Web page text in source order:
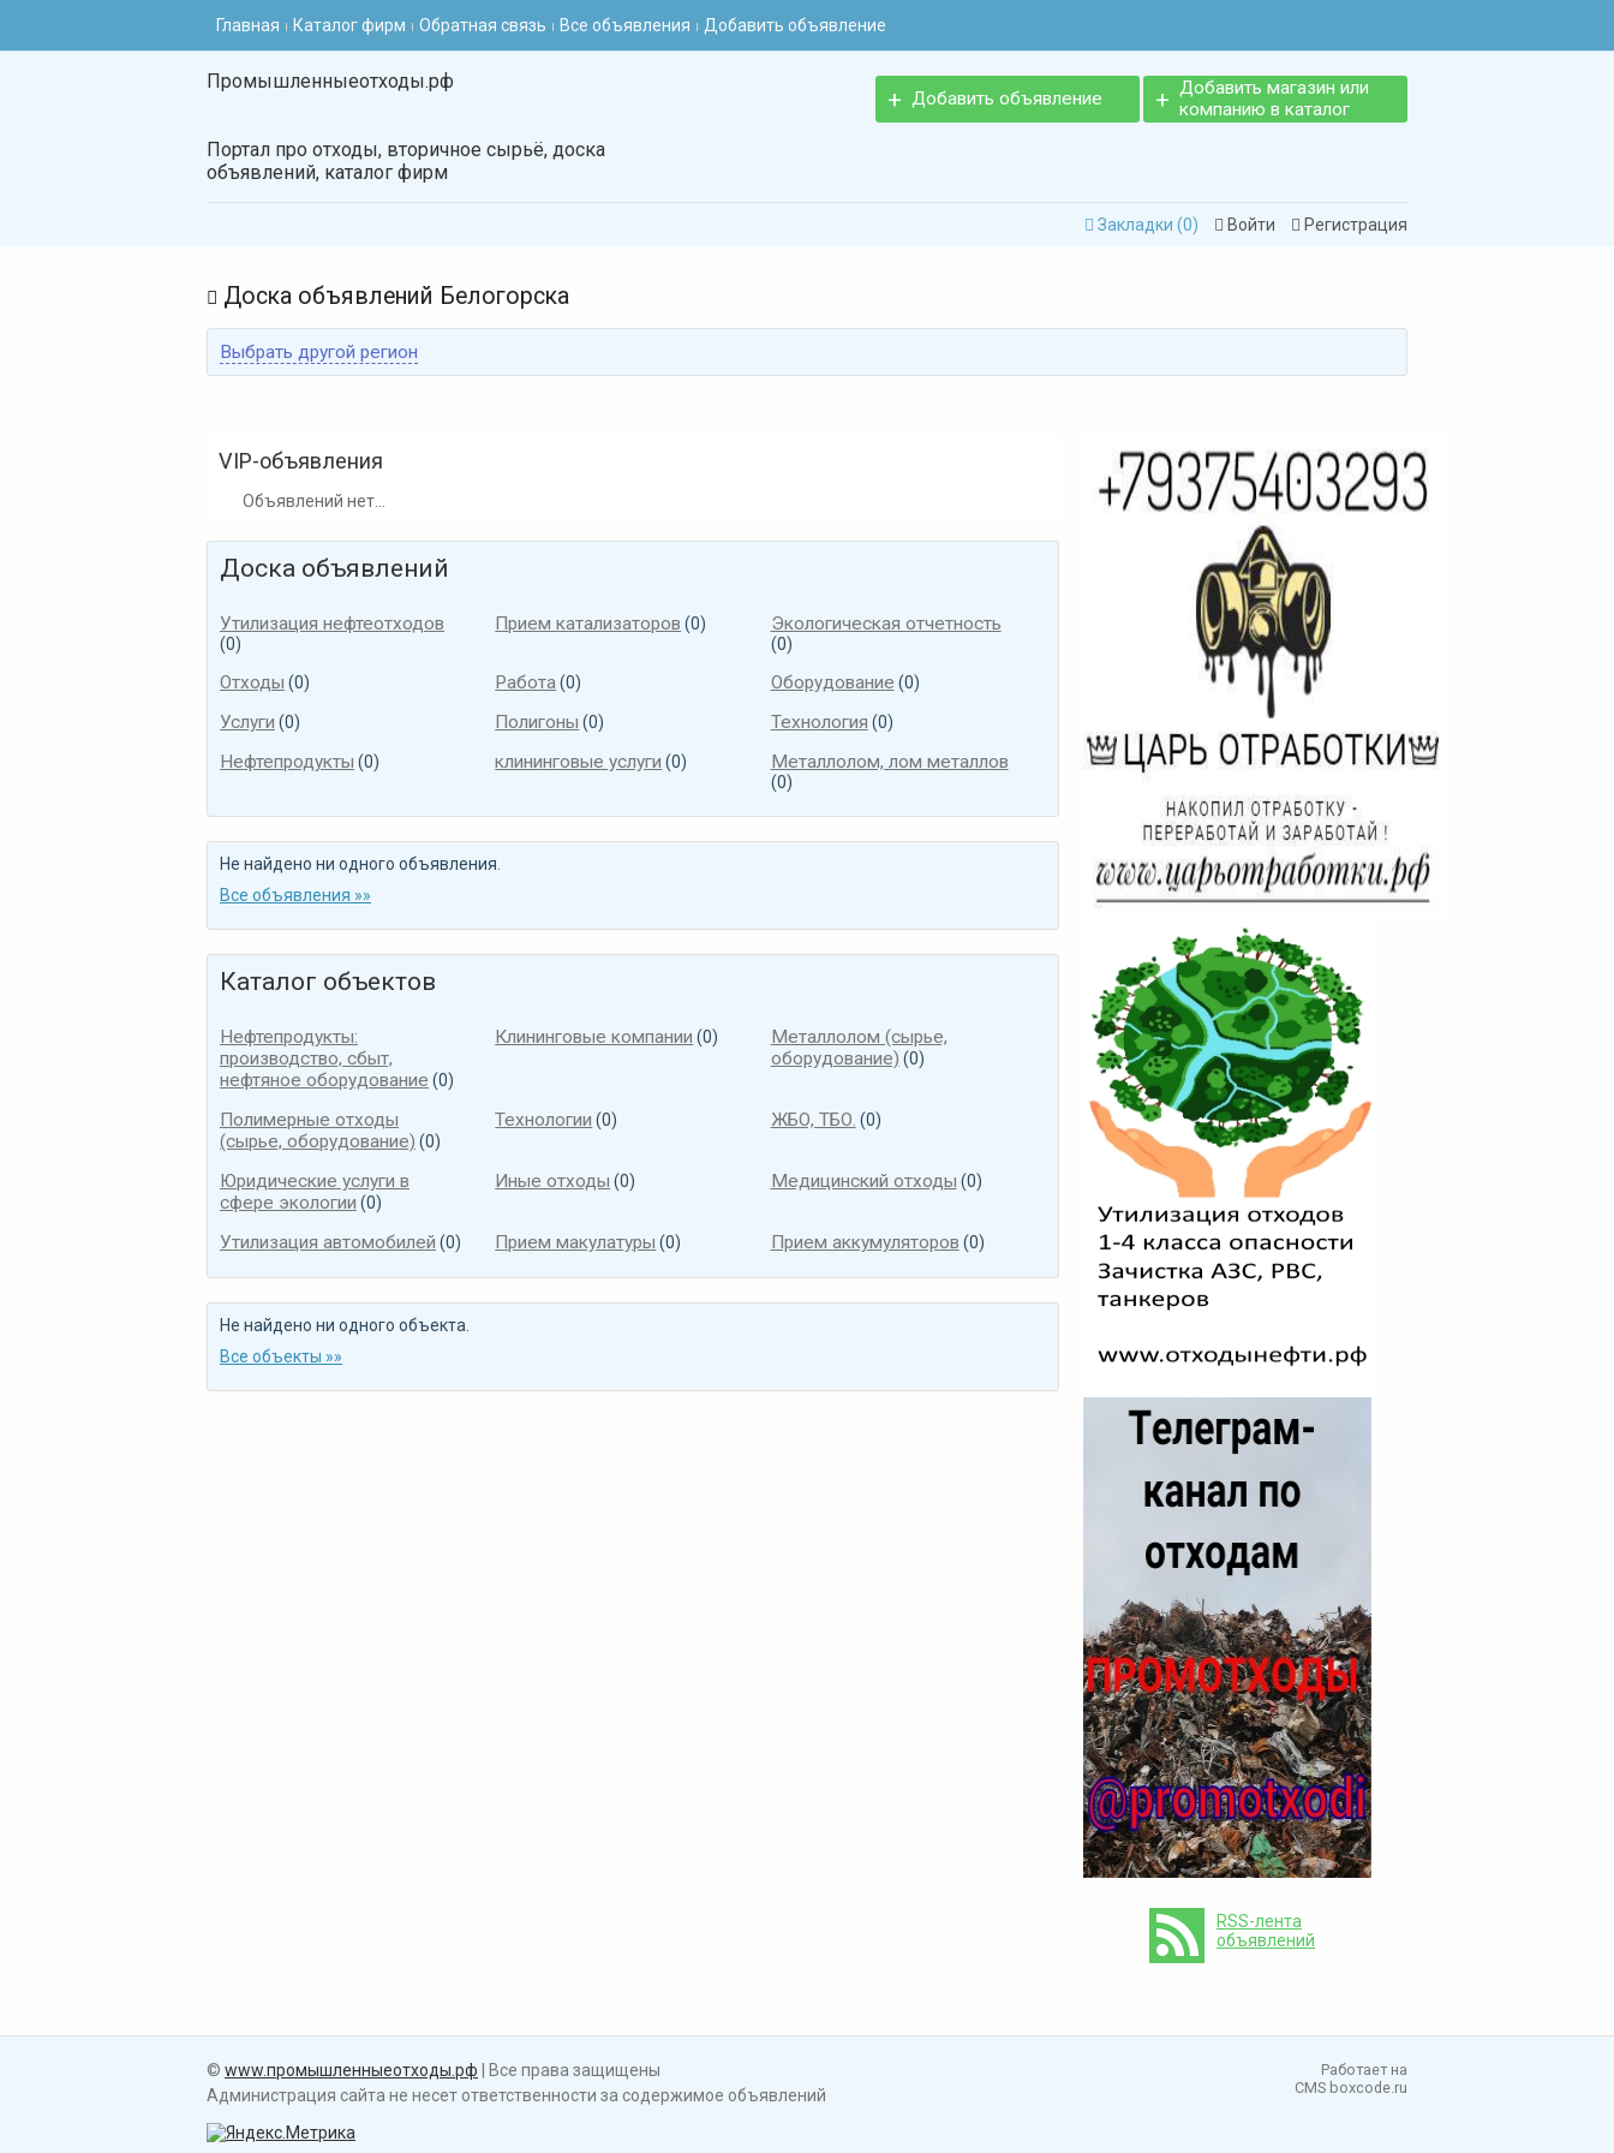
Главная Каталог фирм Обратная связь Все объявления Добавить объявление
Промышленныеотходы.рф
Портал про отходы, вторичное сырьё, доска
объявлений, каталог фирм
Добавить объявление
Добавить магазин или
компанию в каталог
 Закладки (0)  Войти  Регистрация
 Доска объявлений Белогорска
Выбрать другой регион
VIP-объявления
Объявлений нет...
Доска объявлений
Утилизация нефтеотходов
(0)
Прием катализаторов (0) Экологическая отчетность
(0)
Отходы (0) Работа (0) Оборудование (0)
Услуги (0) Полигоны (0) Технология (0)
Нефтепродукты (0) клининговые услуги (0) Металлолом, лом металлов
(0)
Не найдено ни одного объявления.
Все объявления »»
Каталог объектов
Нефтепродукты:
производство, сбыт,
нефтяное оборудование (0)
Клининговые компании (0)
Металлолом (сырье,
оборудование) (0)
Полимерные отходы
(сырье, оборудование) (0)
Технологии (0) ЖБО, ТБО. (0)
Юридические услуги в
сфере экологии (0)
Иные отходы (0) Медицинский отходы (0)
Утилизация автомобилей (0) Прием макулатуры (0) Прием аккумуляторов (0)
Не найдено ни одного объекта.
Все объекты »»
RSS-лента
объявлений
© www.промышленныеотходы.рф | Все права защищены
Администрация сайта не несет ответственности за содержимое объявлений
Работает на
CMS boxcode.ru